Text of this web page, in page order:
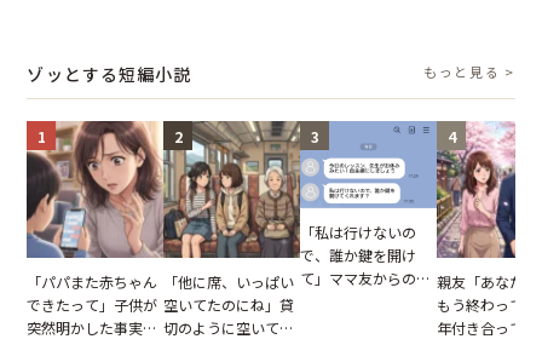
ゾッとする短編小説 もっと見る >
1
「パパまた赤ちゃん
できたって」子供が
突然明かした事実。
2
「他に席、いっぱい
空いてたのにね」貸
切のように空いてる
3
「私は行けないの
で、誰か鍵を開け
て」ママ友からの
4
親友「あなた
もう終わって
年付き合って